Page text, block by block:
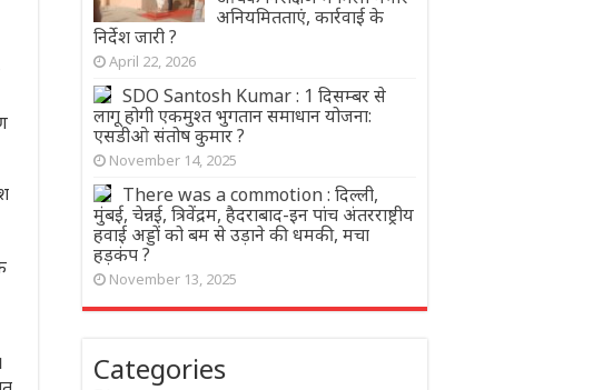
अनियमितताएं, कार्रवाई के
निर्देश जारी ?
April 22, 2026
SDO Santosh Kumar : 1 दिसम्बर से
लागू होगी एकमुश्त भुगतान समाधान योजना:
एसडीओ संतोष कुमार ?
November 14, 2025
There was a commotion : दिल्ली,
मुंबई, चेन्नई, त्रिवेंद्रम, हैदराबाद-इन पांच अंतरराष्ट्रीय
हवाई अड्डों को बम से उड़ाने की धमकी, मचा
हड़कंप ?
November 13, 2025
Categories